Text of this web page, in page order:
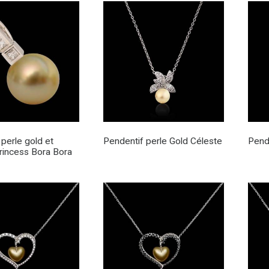
gold et
Bora Bora
Pendentif perle Gold Céleste